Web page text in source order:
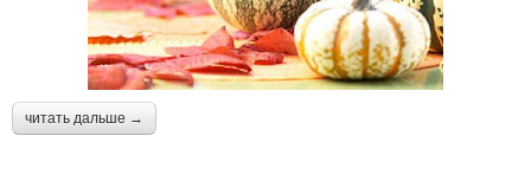
читать дальше →